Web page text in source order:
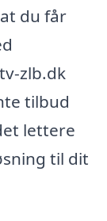
du får
zlb.dk
tilbud
lettere
til dit